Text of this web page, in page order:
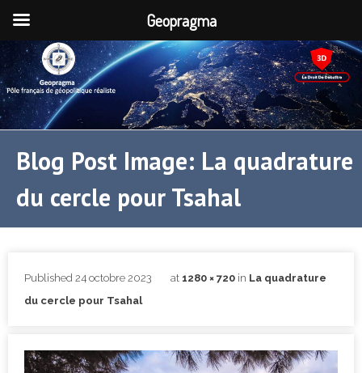
Blog Post Image: La quadrature
du cercle pour Tsahal
Published 24 octobre 2023 at 1280 × 720 in La quadrature
du cercle pour Tsahal
Geopragma